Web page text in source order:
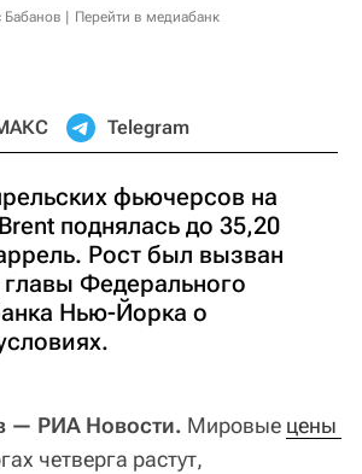
Перейти в медиабанк
Telegram
фьючерсов на
поднялась до 35,20
Рост был вызван
Федерального
Нью-Йорка о
— РИА Новости. Мировые цены
четверга растут,